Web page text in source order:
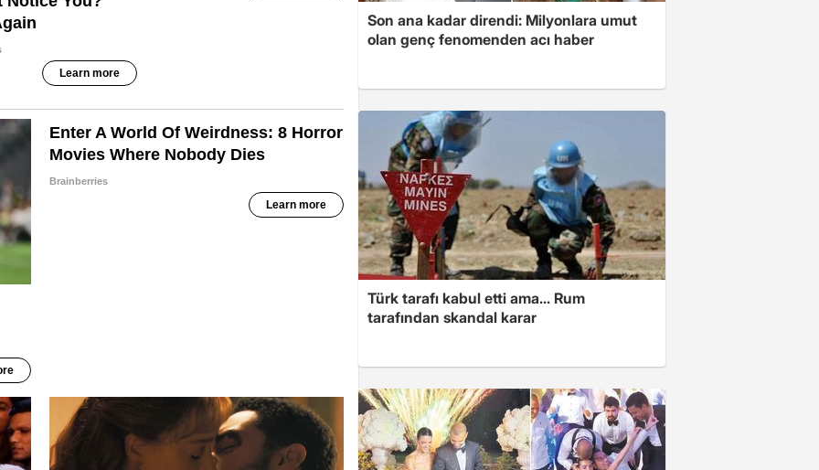
Son ana kadar direndi: Milyonlara umut
olan genç fenomenden acı haber
Türk tarafı kabul etti ama... Rum
tarafından skandal karar